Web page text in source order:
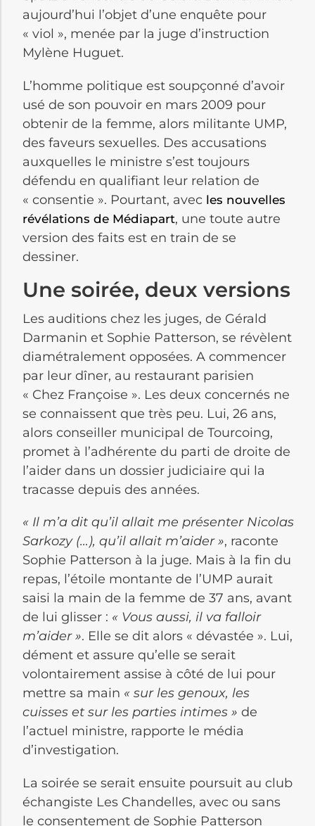
aujourd’hui l’objet d’une enquête pour
« viol », menée par la juge d’instruction
Mylène Huguet.
L’homme politique est soupçonné d’avoir
usé de son pouvoir en mars 2009 pour
obtenir de la femme, alors militante UMP,
des faveurs sexuelles. Des accusations
auxquelles le ministre s’est toujours
défendu en qualifiant leur relation de
« consentie ». Pourtant, avec les nouvelles
révélations de Médiapart, une toute autre
version des faits est en train de se
dessiner.
Une soirée, deux versions
Les auditions chez les juges, de Gérald
Darmanin et Sophie Patterson, se révèlent
diamétralement opposées. A commencer
par leur dîner, au restaurant parisien
« Chez Françoise ». Les deux concernés ne
se connaissent que très peu. Lui, 26 ans,
alors conseiller municipal de Tourcoing,
promet à l’adhérente du parti de droite de
l’aider dans un dossier judiciaire qui la
tracasse depuis des années.
« Il m’a dit qu’il allait me présenter Nicolas
Sarkozy (…), qu’il allait m’aider », raconte
Sophie Patterson à la juge. Mais à la fin du
repas, l’étoile montante de l’UMP aurait
saisi la main de la femme de 37 ans, avant
de lui glisser : « Vous aussi, il va falloir
m’aider ». Elle se dit alors « dévastée ». Lui,
dément et assure qu’elle se serait
volontairement assise à côté de lui pour
mettre sa main « sur les genoux, les
cuisses et sur les parties intimes » de
l’actuel ministre, rapporte le média
d’investigation.
La soirée se serait ensuite poursuit au club
échangiste Les Chandelles, avec ou sans
le consentement de Sophie Patterson